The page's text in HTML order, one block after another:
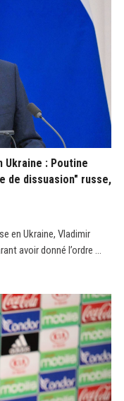
Ukraine : Poutine
de dissuasion" russe,
en Ukraine, Vladimir
avoir donné l’ordre ...